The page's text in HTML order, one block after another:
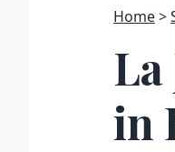
Home
in